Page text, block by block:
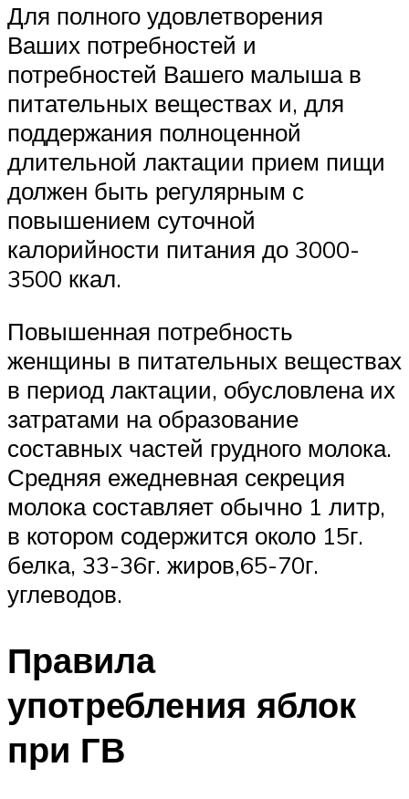
Для полного удовлетворения
Ваших потребностей и
потребностей Вашего малыша в
питательных веществах и, для
поддержания полноценной
длительной лактации прием пищи
должен быть регулярным с
повышением суточной
калорийности питания до 3000-
3500 ккал.
Повышенная потребность
женщины в питательных веществах
в период лактации, обусловлена их
затратами на образование
составных частей грудного молока.
Средняя ежедневная секреция
молока составляет обычно 1 литр,
в котором содержится около 15г.
белка, 33-36г. жиров,65-70г.
углеводов.
Правила
употребления яблок
при ГВ